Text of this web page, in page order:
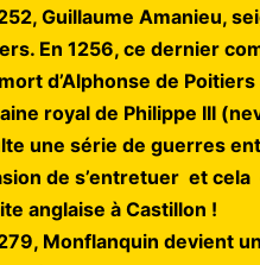
Guillaume Amanieu,
En 1256, ce dernier
d’Alphonse de
royal de Philippe III
une série de guerres
de s’entretuer et cela
anglaise à Castillon !
Monflanquin devient